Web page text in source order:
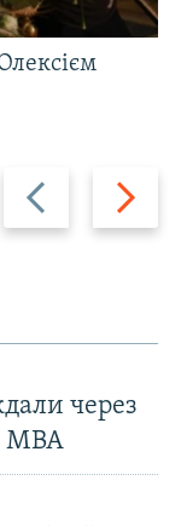
Назад Вперед
через
МВА